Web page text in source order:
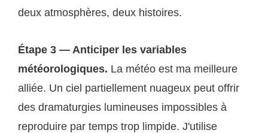
deux atmosphères, deux histoires.
Étape 3 — Anticiper les variables
météorologiques. La météo est ma meilleure
alliée. Un ciel partiellement nuageux peut offrir
des dramaturgies lumineuses impossibles à
reproduire par temps trop limpide. J'utilise